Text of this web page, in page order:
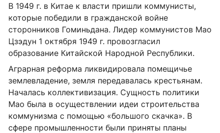
В 1949 г. в Китае к власти пришли коммунисты,
которые победили в гражданской войне
сторонников Гоминьдана. Лидер коммунистов Мао
Цзэдун 1 октября 1949 г. провозгласил
образование Китайской Народной Республики.
Аграрная реформа ликвидировала помещичье
землевладение, земля передавалась крестьянам.
Началась коллективизация. Сущность политики
Мао была в осуществлении идеи строительства
коммунизма с помощью «большого скачка». В
сфере промышленности были приняты планы